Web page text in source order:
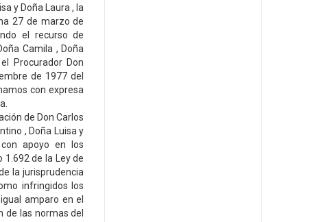
y Doña Laura , la
27 de marzo de
el recurso de
Camila , Doña
Procurador Don
de 1977 del
con expresa
de Don Carlos
, Doña Luisa y
apoyo en los
1.692 de la Ley de
la jurisprudencia
infringidos los
amparo en el
de las normas del